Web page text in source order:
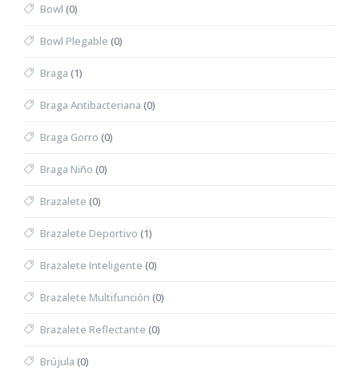
Bowl (0)
Bowl Plegable (0)
Braga (1)
Braga Antibacteriana (0)
Braga Gorro (0)
Braga Niño (0)
Brazalete (0)
Brazalete Deportivo (1)
Brazalete Inteligente (0)
Brazalete Multifunción (0)
Brazalete Reflectante (0)
Brújula (0)